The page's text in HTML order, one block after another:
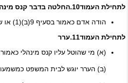
לתחילת העמוד10.החלטה בדבר קנס מינהלי שאינו קצוב
הודה אדם כאמור בסעיף 9(ב)(1) או שרואים אותו כאילו הודה לפי סעיף 9(ג), יחליט הרשם בעניינו וימציא לו הודעה על החלטתו.
לתחילת העמוד11.ערר
(א) מי שהוטל עליו קנס מינהלי כאמור בסעיף 10, רשאי לערור על גובה הקנס, במועד ולפי סדרי
(ב) הערר יוגש לבית המשפט כמשמעותו בסעיף 12 שהיה מוסמך לדון בעבירה אילו הוגש